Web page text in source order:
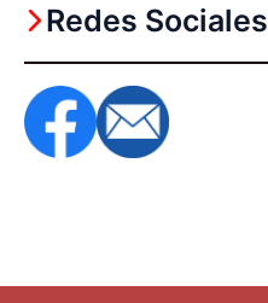
Redes Sociales